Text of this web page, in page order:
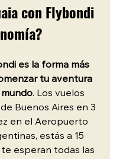
con Flybondi
es la forma más
tu aventura
. Los vuelos
Buenos Aires en 3
en el Aeropuerto
estás a 15
esperan todas las